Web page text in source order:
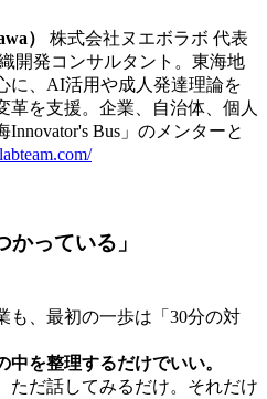
）
株式会社ヌエボラボ 代表
開発コンサルタント。東海地
に、AI活用や成人発達理論を
革を支援。企業、自治体、個人
Bus」のメンターと
かっている」
も、最初の一歩は「30分の対
中を整理するだけでいい。
ただ話してみるだけ。それだけ